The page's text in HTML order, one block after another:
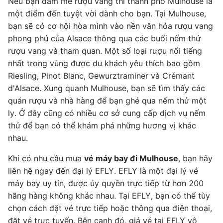
một điểm đến tuyệt vời dành cho bạn. Tại Mulhouse,
bạn sẽ có cơ hội hòa mình vào nền văn hóa rượu vang
phong phú của Alsace thông qua các buổi nếm thử
rượu vang và tham quan. Một số loại rượu nổi tiếng
nhất trong vùng được du khách yêu thích bao gồm
Riesling, Pinot Blanc, Gewurztraminer và Crémant
d'Alsace. Xung quanh Mulhouse, bạn sẽ tìm thấy các
quán rượu và nhà hàng để bạn ghé qua nếm thử một
ly. Ở đây cũng có nhiều cơ sở cung cấp dịch vụ nếm
thử để bạn có thể khám phá những hương vị khác
nhau.
Khi có nhu cầu mua vé máy bay đi Mulhouse, bạn hãy
liên hệ ngay đến đại lý EFLY. EFLY là một đại lý vé
máy bay uy tín, được ủy quyền trực tiếp từ hơn 200
hãng hàng không khác nhau. Tại EFLY, bạn có thể tùy
chọn cách đặt vé trực tiếp hoặc thông qua điện thoại,
đặt vé trực tuyến. Bên cạnh đó, giá vé tại EFLY vô